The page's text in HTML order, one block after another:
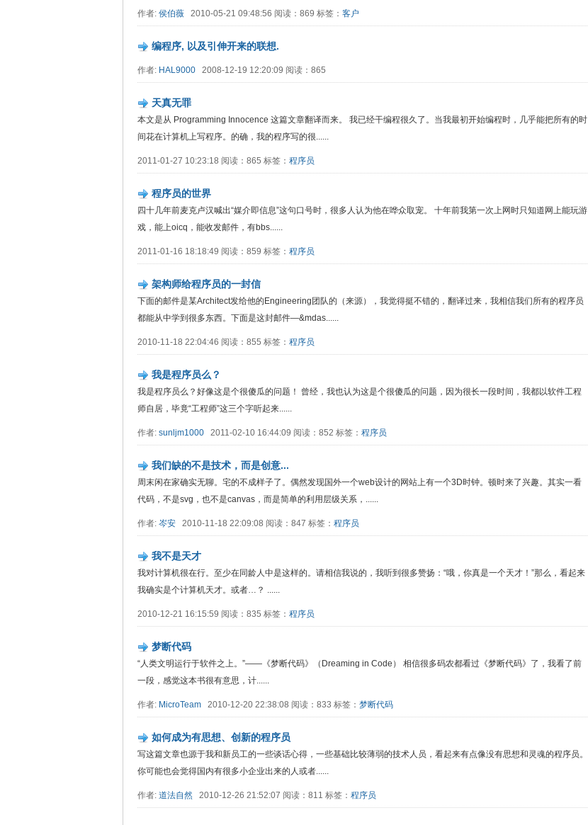
作者: 侯伯薇 2010-05-21 09:48:56 阅读：869 标签： 客户
编程序, 以及引伸开来的联想.
作者: HAL9000 2008-12-19 12:20:09 阅读：865
天真无罪
本文是从 Programming Innocence 这篇文章翻译而来。 我已经干编程很久了。当我最初开始编程时，几乎能把所有的时
间花在计算机上写程序。的确，我的程序写的很......
2011-01-27 10:23:18 阅读：865 标签： 程序员
程序员的世界
四十几年前麦克卢汉喊出“媒介即信息”这句口号时，很多人认为他在哗众取宠。 十年前我第一次上网时只知道网上能玩游
戏，能上oicq，能收发邮件，有bbs......
2011-01-16 18:18:49 阅读：859 标签： 程序员
架构师给程序员的一封信
下面的邮件是某Architect发给他的Engineering团队的（来源），我觉得挺不错的，翻译过来，我相信我们所有的程序员
都能从中学到很多东西。下面是这封邮件—&mdas......
2010-11-18 22:04:46 阅读：855 标签： 程序员
我是程序员么？
我是程序员么？好像这是个很傻瓜的问题！ 曾经，我也认为这是个很傻瓜的问题，因为很长一段时间，我都以软件工程
师自居，毕竟“工程师”这三个字听起来......
作者: sunljm1000 2011-02-10 16:44:09 阅读：852 标签： 程序员
我们缺的不是技术，而是创意...
周末闲在家确实无聊。宅的不成样子了。偶然发现国外一个web设计的网站上有一个3D时钟。顿时来了兴趣。其实一看
代码，不是svg，也不是canvas，而是简单的利用层级关系，......
作者: 岑安 2010-11-18 22:09:08 阅读：847 标签： 程序员
我不是天才
我对计算机很在行。至少在同龄人中是这样的。请相信我说的，我听到很多赞扬：“哦，你真是一个天才！”那么，看起来
我确实是个计算机天才。或者…？ ......
2010-12-21 16:15:59 阅读：835 标签： 程序员
梦断代码
“人类文明运行于软件之上。”——《梦断代码》（Dreaming in Code） 相信很多码农都看过《梦断代码》了，我看了前
一段，感觉这本书很有意思，计......
作者: MicroTeam 2010-12-20 22:38:08 阅读：833 标签： 梦断代码
如何成为有思想、创新的程序员
写这篇文章也源于我和新员工的一些谈话心得，一些基础比较薄弱的技术人员，看起来有点像没有思想和灵魂的程序员。
你可能也会觉得国内有很多小企业出来的人或者......
作者: 道法自然 2010-12-26 21:52:07 阅读：811 标签： 程序员